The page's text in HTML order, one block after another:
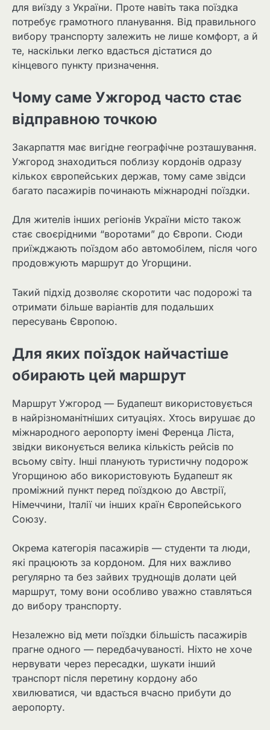
для виїзду з України. Проте навіть така поїздка
потребує грамотного планування. Від правильного
вибору транспорту залежить не лише комфорт, а й
те, наскільки легко вдасться дістатися до
кінцевого пункту призначення.
Чому саме Ужгород часто стає
відправною точкою
Закарпаття має вигідне географічне розташування.
Ужгород знаходиться поблизу кордонів одразу
кількох європейських держав, тому саме звідси
багато пасажирів починають міжнародні поїздки.
Для жителів інших регіонів України місто також
стає своєрідними “воротами” до Європи. Сюди
приїжджають поїздом або автомобілем, після чого
продовжують маршрут до Угорщини.
Такий підхід дозволяє скоротити час подорожі та
отримати більше варіантів для подальших
пересувань Європою.
Для яких поїздок найчастіше
обирають цей маршрут
Маршрут Ужгород — Будапешт використовується
в найрізноманітніших ситуаціях. Хтось вирушає до
міжнародного аеропорту імені Ференца Ліста,
звідки виконується велика кількість рейсів по
всьому світу. Інші планують туристичну подорож
Угорщиною або використовують Будапешт як
проміжний пункт перед поїздкою до Австрії,
Німеччини, Італії чи інших країн Європейського
Союзу.
Окрема категорія пасажирів — студенти та люди,
які працюють за кордоном. Для них важливо
регулярно та без зайвих труднощів долати цей
маршрут, тому вони особливо уважно ставляться
до вибору транспорту.
Незалежно від мети поїздки більшість пасажирів
прагне одного — передбачуваності. Ніхто не хоче
нервувати через пересадки, шукати інший
транспорт після перетину кордону або
хвилюватися, чи вдасться вчасно прибути до
аеропорту.